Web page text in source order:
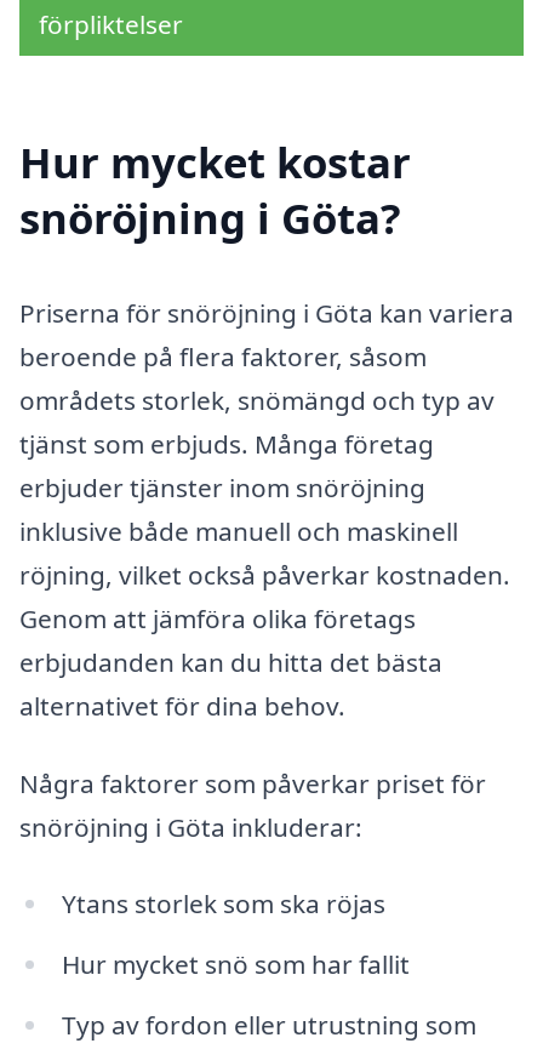
förpliktelser
Hur mycket kostar
snöröjning i Göta?
Priserna för snöröjning i Göta kan variera
beroende på flera faktorer, såsom
områdets storlek, snömängd och typ av
tjänst som erbjuds. Många företag
erbjuder tjänster inom snöröjning
inklusive både manuell och maskinell
röjning, vilket också påverkar kostnaden.
Genom att jämföra olika företags
erbjudanden kan du hitta det bästa
alternativet för dina behov.
Några faktorer som påverkar priset för
snöröjning i Göta inkluderar:
Ytans storlek som ska röjas
Hur mycket snö som har fallit
Typ av fordon eller utrustning som